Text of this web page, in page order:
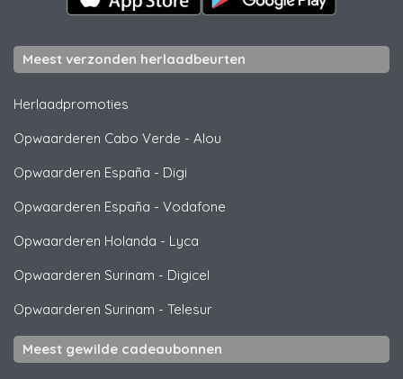
Meest verzonden herlaadbeurten
Herlaadpromoties
Opwaarderen Cabo Verde - Alou
Opwaarderen España - Digi
Opwaarderen España - Vodafone
Opwaarderen Holanda - Lyca
Opwaarderen Surinam - Digicel
Opwaarderen Surinam - Telesur
Meest gewilde cadeaubonnen